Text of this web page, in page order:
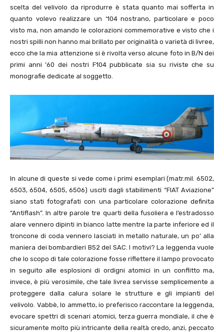
scelta del velivolo da riprodurre è stata quanto mai sofferta in
quanto volevo realizzare un ‘104 nostrano, particolare e poco
visto ma, non amando le colorazioni commemorative e visto che i
nostri spilli non hanno mai brillato per originalità o varietà di livree,
ecco che la mia attenzione si è rivolta verso alcune foto in B/N dei
primi anni ’60 dei nostri F104 pubblicate sia su riviste che su
monografie dedicate al soggetto.
In alcune di queste si vede come i primi esemplari (matr.mil. 6502,
6503, 6504, 6505, 6506) usciti dagli stabilimenti “FIAT Aviazione”
siano stati fotografati con una particolare colorazione definita
“Antiflash”. In altre parole tre quarti della fusoliera e l’estradosso
alare vennero dipinti in bianco latte mentre la parte inferiore ed il
troncone di coda vennero lasciati in metallo naturale, un po’ alla
maniera dei bombardieri B52 del SAC. I motivi? La leggenda vuole
che lo scopo di tale colorazione fosse riflettere il lampo provocato
in seguito alle esplosioni di ordigni atomici in un conflitto ma,
invece, è più verosimile, che tale livrea servisse semplicemente a
proteggere dalla calura solare le strutture e gli impianti del
velivolo. Vabbè, lo ammetto, io preferisco raccontare la leggenda,
evocare spettri di scenari atomici, terza guerra mondiale, il che è
sicuramente molto più intricante della realtà credo, anzi, peccato